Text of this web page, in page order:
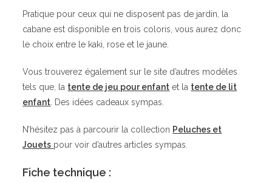
Pratique pour ceux qui ne disposent pas de jardin, la
cabane est disponible en trois coloris, vous aurez donc
le choix entre le kaki, rose et le jaune.
Vous trouverez également sur le site d’autres modèles
tels que, la tente de jeu pour enfant et la tente de lit
enfant . Des idées cadeaux sympas.
N’hésitez pas à parcourir la collection Peluches et
Jouets pour voir d’autres articles sympas.
Fiche technique :